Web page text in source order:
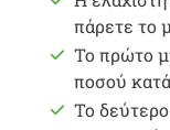
πάρετε το
Το πρώτο
ποσού
Το δεύτερο